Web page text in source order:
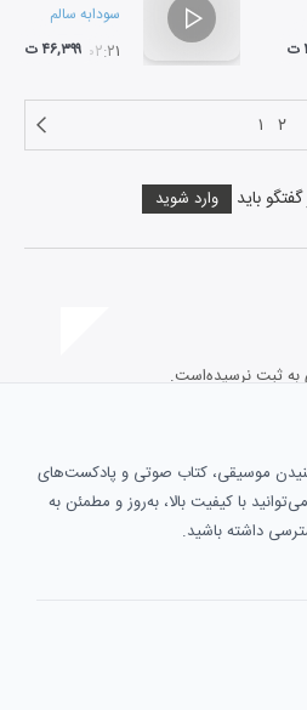
سودابه سالم
۰۲:۲۱ ۴۶,۳۹۹ ت
۱ ۲
باید وارد شوید
به ثبت نرسیده‌است.
موسیقی، کتاب صوتی و پادکست‌های
با کیفیت بالا، به‌روز و مطمئن به
داشته باشید.